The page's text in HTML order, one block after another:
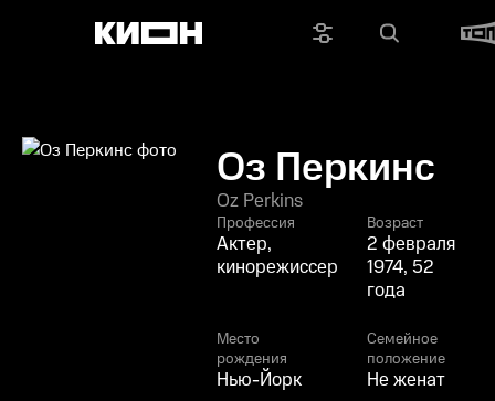
Оз Перкинс
Oz Perkins
Профессия
Актер,
кинорежиссер
Возраст
2 февраля
1974, 52
года
Место
рождения
Нью-Йорк
Семейное
положение
Не женат